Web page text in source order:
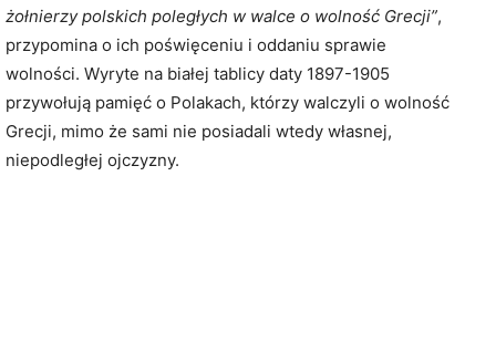
żołnierzy polskich poległych w walce o wolność Grecji”,
przypomina o ich poświęceniu i oddaniu sprawie
wolności. Wyryte na białej tablicy daty 1897-1905
przywołują pamięć o Polakach, którzy walczyli o wolność
Grecji, mimo że sami nie posiadali wtedy własnej,
niepodległej ojczyzny.